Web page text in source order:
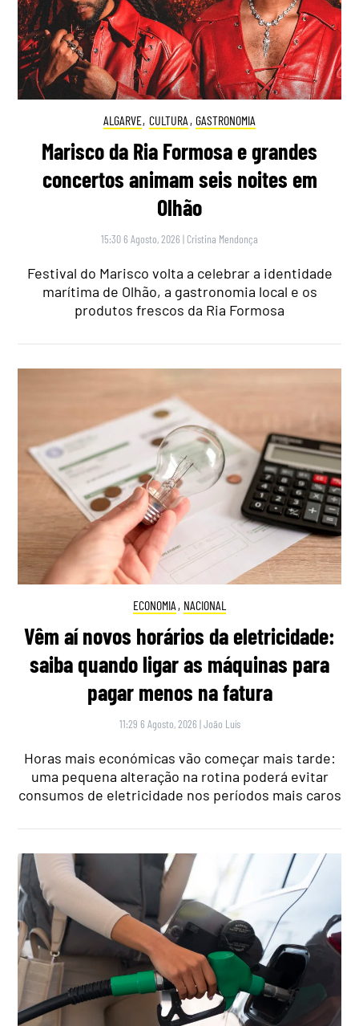
ALGARVE, CULTURA , GASTRONOMIA
Marisco da Ria Formosa e grandes
concertos animam seis noites em
Olhão
15:30 6 Agosto, 2026 | Cristina Mendonça
Festival do Marisco volta a celebrar a identidade
marítima de Olhão, a gastronomia local e os
produtos frescos da Ria Formosa
ECONOMIA , NACIONAL
Vêm aí novos horários da eletricidade:
saiba quando ligar as máquinas para
pagar menos na fatura
11:29 6 Agosto, 2026 |João Luís
Horas mais económicas vão começar mais tarde:
uma pequena alteração na rotina poderá evitar
consumos de eletricidade nos períodos mais caros